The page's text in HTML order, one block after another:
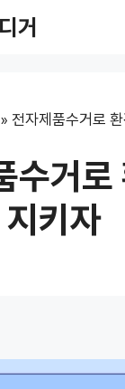
거
» 전자제품수거로
수거로
지키자